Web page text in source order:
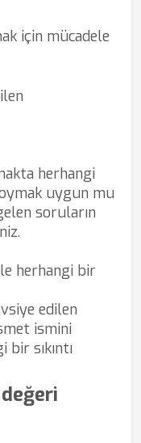
için mücadele
herhangi
uygun mu
soruların
herhangi bir
edilen
ismini
sıkıntı